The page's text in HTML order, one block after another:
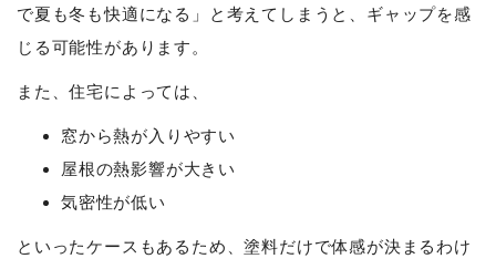
で夏も冬も快適になる」と考えてしまうと、ギャップを感
じる可能性があります。
また、住宅によっては、
窓から熱が入りやすい
屋根の熱影響が大きい
気密性が低い
といったケースもあるため、塗料だけで体感が決まるわけ